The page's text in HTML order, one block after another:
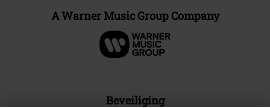
A Warner Music Group Company
Beveiliging